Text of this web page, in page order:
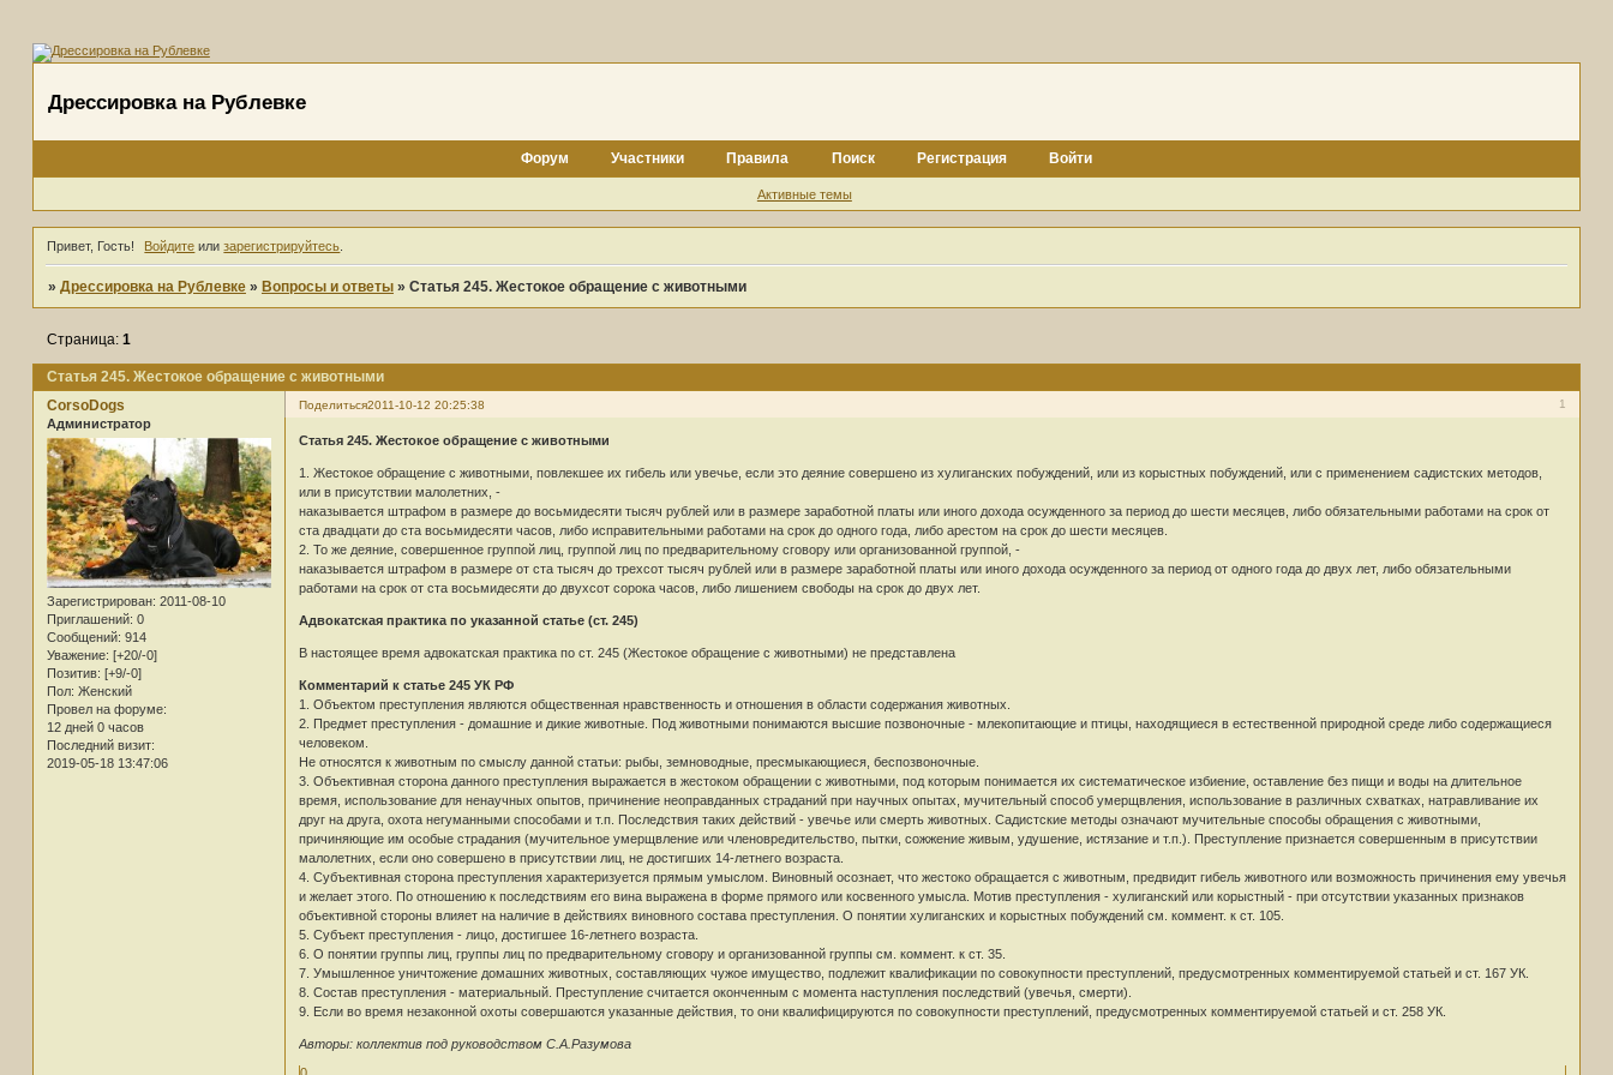
Дрессировка на Рублевке
Форум Участники Правила Поиск Регистрация Войти
Активные темы
Привет, Гость! Войдите илизарегистрируйтесь
» Дрессировка на Рублевке » Вопросы и ответы » Статья 245. Жестокое обращение с животными
Статья 245. Жестокое обращение с животными
Страница: 1
Поделиться 1
2011-10-12 20:25:38
CorsoDogs
Администратор
Зарегистрирован: 2011-08-10
Приглашений: 0
Сообщений: 914
Уважение: [+20/-0]
Позитив: [+9/-0]
Пол: Женский
Провел на форуме:
12 дней 0 часов
Последний визит:
2019-05-18 13:47:06
Статья 245. Жестокое обращение с животными
1. Жестокое обращение с животными, повлекшее их гибель или увечье, если это деяние совершено из хулиганских побуждений, или из корыстных побуждений, или с применением садистских методов,
или в присутствии малолетних, -
наказывается штрафом в размере до восьмидесяти тысяч рублей или в размере заработной платы или иного дохода осужденного за период до шести месяцев, либо обязательными работами на срок от
ста двадцати до ста восьмидесяти часов, либо исправительными работами на срок до одного года, либо арестом на срок до шести месяцев.
2. То же деяние, совершенное группой лиц, группой лиц по предварительному сговору или организованной группой, -
наказывается штрафом в размере от ста тысяч до трехсот тысяч рублей или в размере заработной платы или иного дохода осужденного за период от одного года до двух лет, либо обязательными
работами на срок от ста восьмидесяти до двухсот сорока часов, либо лишением свободы на срок до двух лет.
Адвокатская практика по указанной статье (ст. 245)
В настоящее время адвокатская практика по ст. 245 (Жестокое обращение с животными) не представлена
Комментарий к статье 245 УК РФ
1. Объектом преступления являются общественная нравственность и отношения в области содержания животных.
2. Предмет преступления - домашние и дикие животные. Под животными понимаются высшие позвоночные - млекопитающие и птицы, находящиеся в естественной природной среде либо содержащиеся
человеком.
Не относятся к животным по смыслу данной статьи: рыбы, земноводные, пресмыкающиеся, беспозвоночные.
3. Объективная сторона данного преступления выражается в жестоком обращении с животными, под которым понимается их систематическое избиение, оставление без пищи и воды на длительное
время, использование для ненаучных опытов, причинение неоправданных страданий при научных опытах, мучительный способ умерщвления, использование в различных схватках, натравливание их
друг на друга, охота негуманными способами и т.п. Последствия таких действий - увечье или смерть животных. Садистские методы означают мучительные способы обращения с животными,
причиняющие им особые страдания (мучительное умерщвление или членовредительство, пытки, сожжение живым, удушение, истязание и т.п.). Преступление признается совершенным в присутствии
малолетних, если оно совершено в присутствии лиц, не достигших 14-летнего возраста.
4. Субъективная сторона преступления характеризуется прямым умыслом. Виновный осознает, что жестоко обращается с животным, предвидит гибель животного или возможность причинения ему увечья
и желает этого. По отношению к последствиям его вина выражена в форме прямого или косвенного умысла. Мотив преступления - хулиганский или корыстный - при отсутствии указанных признаков
объективной стороны влияет на наличие в действиях виновного состава преступления. О понятии хулиганских и корыстных побуждений см. коммент. к ст. 105.
5. Субъект преступления - лицо, достигшее 16-летнего возраста.
6. О понятии группы лиц, группы лиц по предварительному сговору и организованной группы см. коммент. к ст. 35.
7. Умышленное уничтожение домашних животных, составляющих чужое имущество, подлежит квалификации по совокупности преступлений, предусмотренных комментируемой статьей и ст. 167 УК.
8. Состав преступления - материальный. Преступление считается оконченным с момента наступления последствий (увечья, смерти).
9. Если во время незаконной охоты совершаются указанные действия, то они квалифицируются по совокупности преступлений, предусмотренных комментируемой статьей и ст. 258 УК.
Авторы: коллектив под руководством С.А.Разумова
0